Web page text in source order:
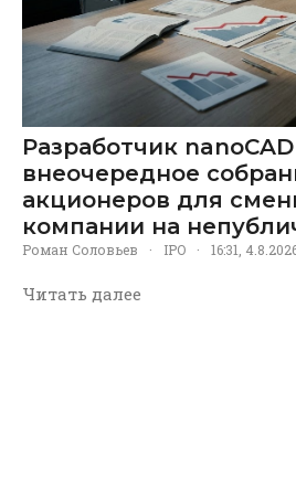
Разработчик
внеочередное
акционеров для
компании на
Роман Соловьев · IPO · 16:31,
Читать далее